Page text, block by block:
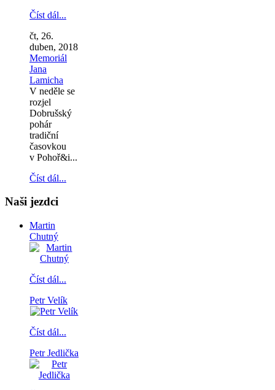
Číst dál...
čt, 26.
duben, 2018
Memoriál
Jana
Lamicha
V neděle se
rozjel
Dobrušský
pohár
tradiční
časovkou
v Pohoř&i...
Číst dál...
Naši jezdci
Martin
Chutný
Číst dál...
Petr Velík
Číst dál...
Petr Jedlička